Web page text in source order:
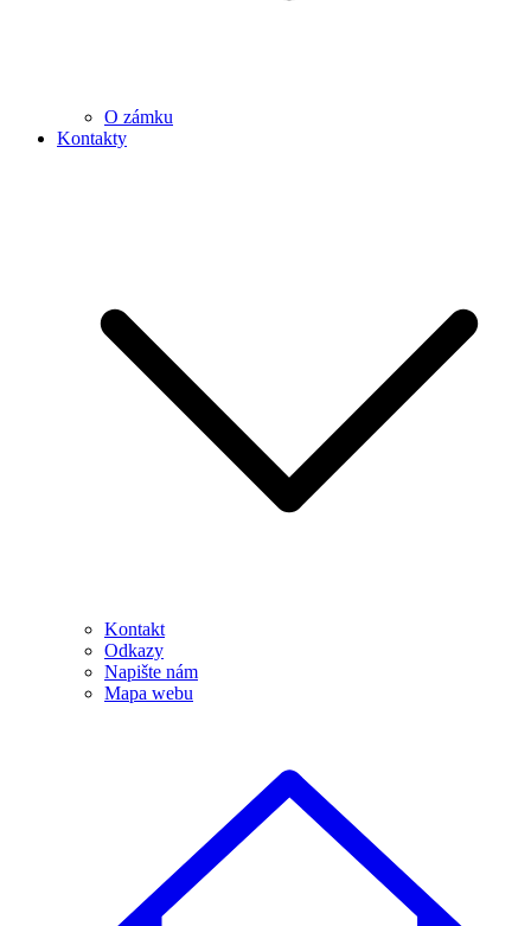
O zámku
Kontakty
Kontakt
Odkazy
Napište nám
Mapa webu